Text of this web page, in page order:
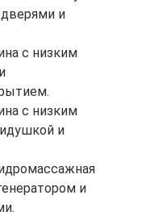
и
с низким
с низким
и
и